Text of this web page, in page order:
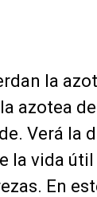
la
azotea
Verá la
la vida útil
En